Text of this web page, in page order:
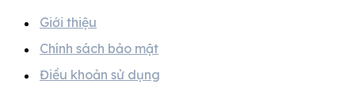
Giới thiệu
Chính sách bảo mật
Điều khoản sử dụng